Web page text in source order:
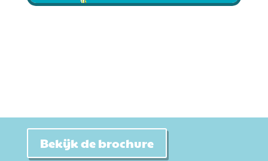
Bekijk de brochure